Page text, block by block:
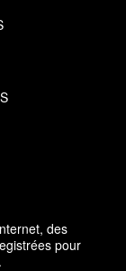
des
pour